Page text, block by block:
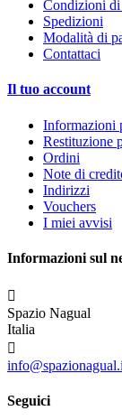
Condizioni di
Spedizioni
Modalità di
Contattaci
Il tuo account
Informazioni
Restituzione
Ordini
Note di
Indirizzi
Vouchers
I miei avvisi
Informazioni sul

Spazio Nagual
Italia

Seguici